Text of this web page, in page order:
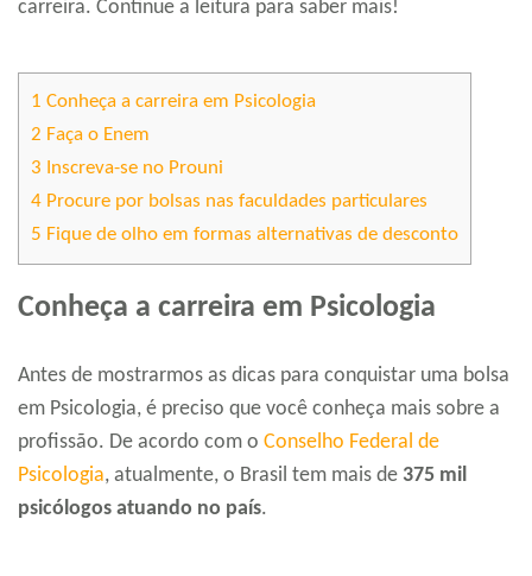
carreira. Continue a leitura para saber mais!
1 Conheça a carreira em Psicologia
2 Faça o Enem
3 Inscreva-se no Prouni
4 Procure por bolsas nas faculdades particulares
5 Fique de olho em formas alternativas de desconto
Conheça a carreira em Psicologia
Antes de mostrarmos as dicas para conquistar uma bolsa
em Psicologia, é preciso que você conheça mais sobre a
profissão. De acordo com o Conselho Federal de
Psicologia, atualmente, o Brasil tem mais de 375 mil
psicólogos atuando no país.